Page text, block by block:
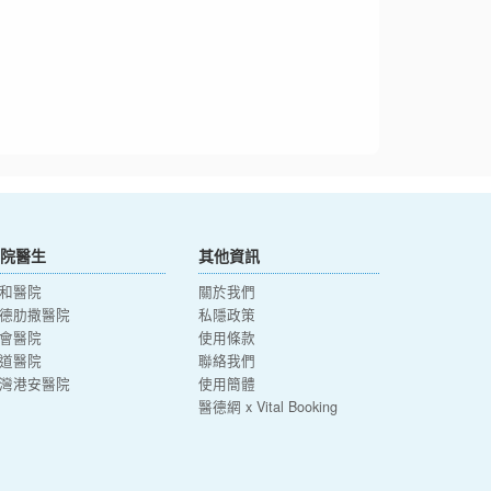
醫生
醫院
肋撒醫院
醫院
醫院
港安醫院
其他資訊
關於我們
私隱政策
使用條款
聯絡我們
使用簡體
醫德網 x Vital Booking